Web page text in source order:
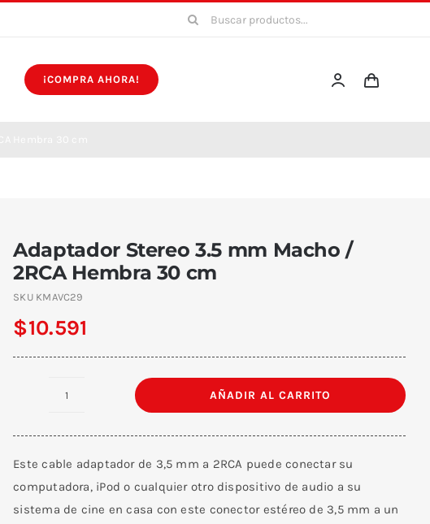
Buscar:
¡COMPRA AHORA!
Adaptador Stereo 3.5 mm Macho /
2RCA Hembra 30 cm
SKU KMAVC29
$10.591
mm
Macho
AÑADIR AL CARRITO
Este cable adaptador de 3,5 mm a 2RCA puede conectar su
computadora, iPod o cualquier otro dispositivo de audio a su
sistema de cine en casa con este conector estéreo de 3,5 mm a un